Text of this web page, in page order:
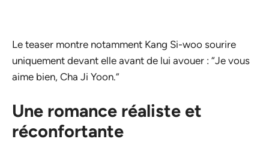
Le teaser montre notamment Kang Si-woo sourire
uniquement devant elle avant de lui avouer : “Je vous
aime bien, Cha Ji Yoon.”
Une romance réaliste et
réconfortante